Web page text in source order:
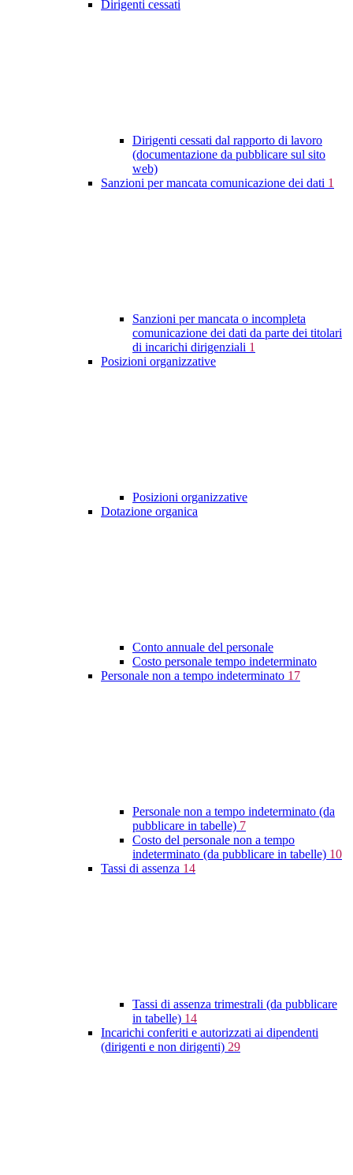
Dirigenti cessati
Dirigenti cessati dal rapporto di lavoro
(documentazione da pubblicare sul sito
web)
Sanzioni per mancata comunicazione dei dati 1
Sanzioni per mancata o incompleta
comunicazione dei dati da parte dei titolari
di incarichi dirigenziali 1
Posizioni organizzative
Posizioni organizzative
Dotazione organica
Conto annuale del personale
Costo personale tempo indeterminato
Personale non a tempo indeterminato 17
Personale non a tempo indeterminato (da
pubblicare in tabelle) 7
Costo del personale non a tempo
indeterminato (da pubblicare in tabelle) 10
Tassi di assenza 14
Tassi di assenza trimestrali (da pubblicare
in tabelle) 14
Incarichi conferiti e autorizzati ai dipendenti
(dirigenti e non dirigenti) 29